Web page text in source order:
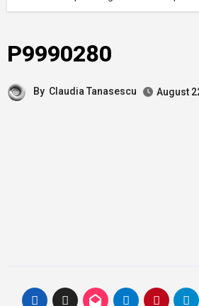
P9990280
By Claudia Tanasescu August